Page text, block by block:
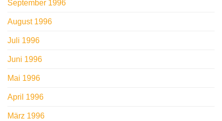
September 1996
August 1996
Juli 1996
Juni 1996
Mai 1996
April 1996
März 1996